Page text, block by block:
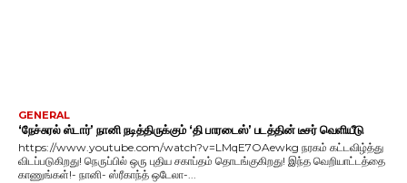
GENERAL
‘நேச்சுரல் ஸ்டார்’ நானி நடித்திருக்கும் ‘தி பாரடைஸ்’ படத்தின் டீசர் வெளியீடு
https://www.youtube.com/watch?v=LMqE7OAewkg நரகம் கட்டவிழ்த்து
விடப்படுகிறது! நெருப்பில் ஒரு புதிய சகாப்தம் தொடங்குகிறது! இந்த வெறியாட்டத்தை
காணுங்கள்!- நானி- ஸ்ரீகாந்த் ஒடேலா-...